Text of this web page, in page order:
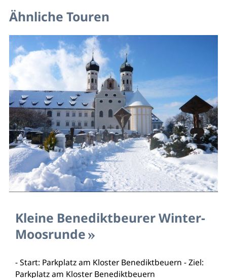
Ähnliche Touren
Kleine Benediktbeurer Winter-
Moosrunde
- Start: Parkplatz am Kloster Benediktbeuern - Ziel:
Parkplatz am Kloster Benediktbeuern